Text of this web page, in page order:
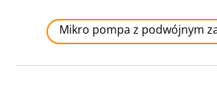
Mikro pompa z podwójnym